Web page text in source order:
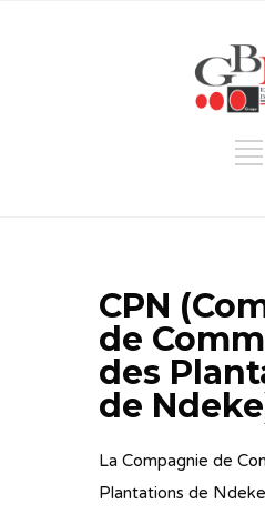
CPN
de
des
de
La Compagnie de
Plantations de